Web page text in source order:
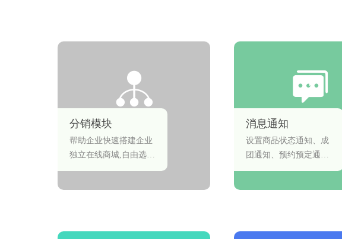
分销模块
帮助企业快速搭建企业
独立在线商城,自由选择
分销模式,从多方位,多
消息通知
设置商品状态通知、成
团通知、预约预定通
知、系统表单通知、会